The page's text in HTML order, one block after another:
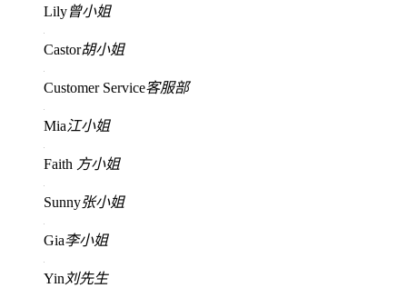
Lily曾小姐
Castor胡小姐
Customer Service客服部
Mia江小姐
Faith 方小姐
Sunny张小姐
Gia李小姐
Yin 刘先生